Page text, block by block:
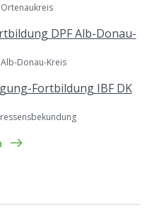
DPF Alb-Donau-
Donau-Kreis
Fortbildung IBF DK